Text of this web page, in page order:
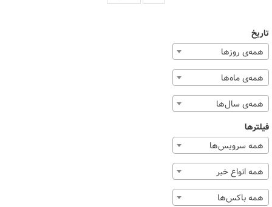
تاریخ
همه‌ی روزها
همه‌ی ماه‌ها
همه‌ی سال‌ها
فیلترها
همه سرویس‌ها
همه انواع خبر
همه باکس‌ها